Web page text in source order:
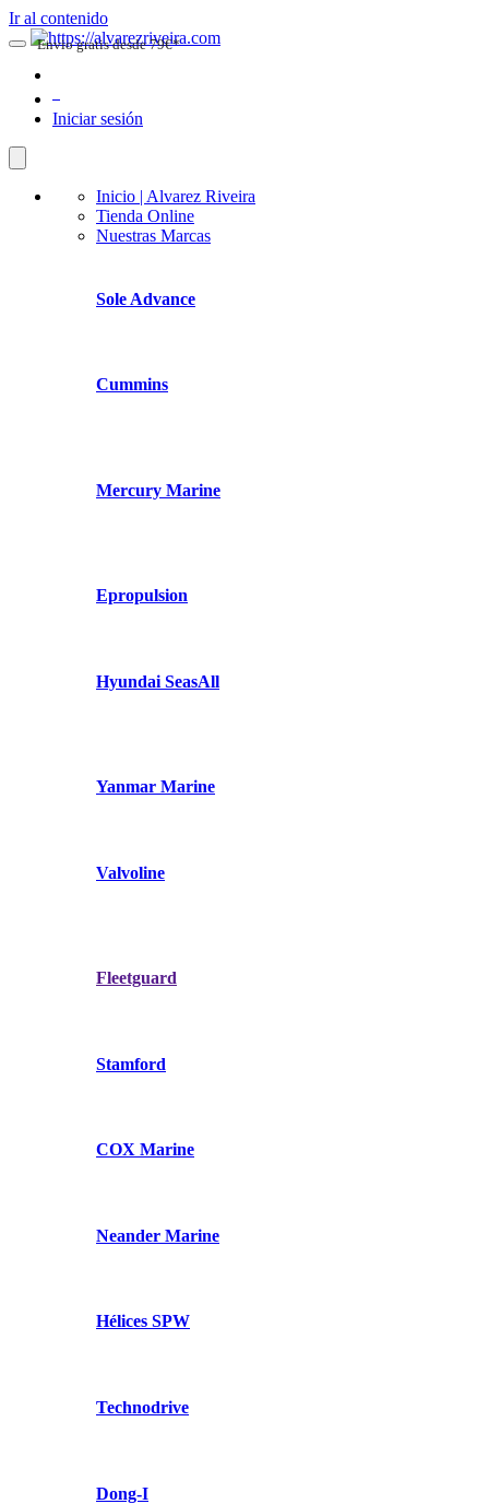
Ir al contenido
Iniciar sesión
Inicio | Alvarez Riveira
Tienda Online
Nuestras Marcas
Sole Advance
Cummins
Mercury Marine
Epropulsion
Hyundai SeasAll
Yanmar Marine
Valvoline
Fleetguard
Stamford
COX Marine
Neander Marine
Hélices SPW
Technodrive
Dong-I
Envio gratis desde 79€*